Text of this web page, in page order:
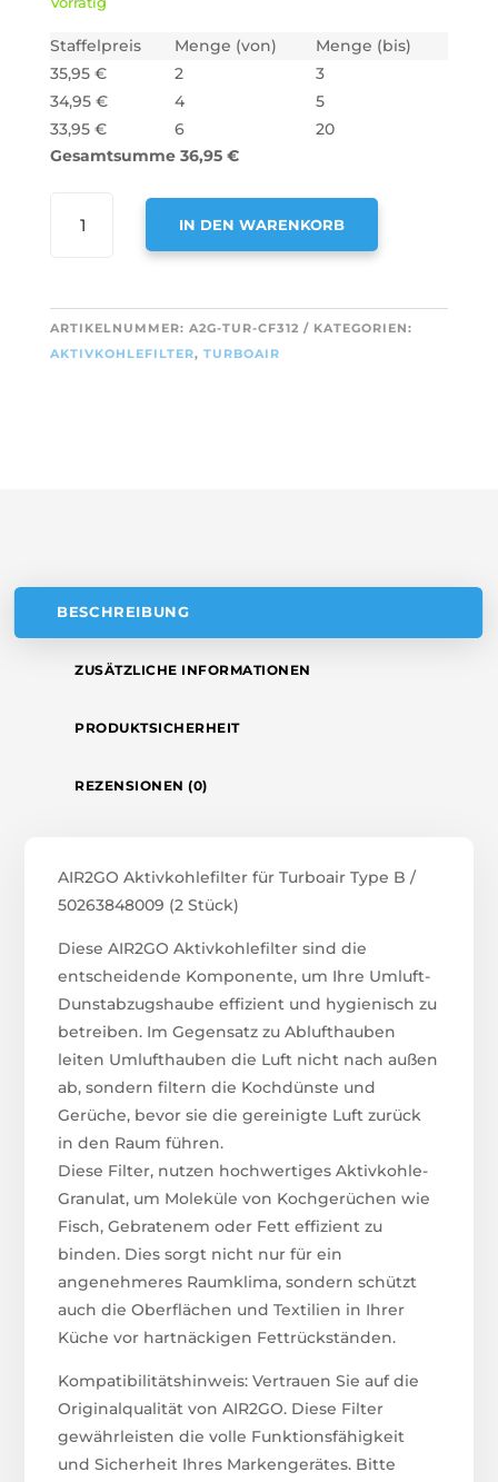
Staffelpreis Menge (von)
Menge (bis)
35,95 € 2
3
34,95 € 4
5
33,95 € 6
20
Gesamtsumme 36,95 €
AKTIVKOHLEFILTER
TYPE
B
/
IN DEN WARENKORB
T
E
ARTIKELNUMMER: A2G-TUR-CF312
KATEGORIEN:
AKTIVKOHLEFILTER, TURBOAIR
BESCHREIBUNG
ZUSÄTZLICHE INFORMATIONEN
PRODUKTSICHERHEIT
REZENSIONEN (0)
AIR2GO Aktivkohlefilter für Turboair Type B /
50263848009 (2 Stück)
Diese AIR2GO Aktivkohlefilter sind die
entscheidende Komponente, um Ihre Umluft-
Dunstabzugshaube effizient und hygienisch zu
betreiben. Im Gegensatz zu Ablufthauben
leiten Umlufthauben die Luft nicht nach außen
ab, sondern filtern die Kochdünste und
Gerüche, bevor sie die gereinigte Luft zurück
in den Raum führen.
Diese Filter, nutzen hochwertiges Aktivkohle-
Granulat, um Moleküle von Kochgerüchen wie
Fisch, Gebratenem oder Fett effizient zu
binden. Dies sorgt nicht nur für ein
angenehmeres Raumklima, sondern schützt
auch die Oberflächen und Textilien in Ihrer
Küche vor hartnäckigen Fettrückständen.
Kompatibilitätshinweis: Vertrauen Sie auf die
Originalqualität von AIR2GO. Diese Filter
gewährleisten die volle Funktionsfähigkeit
und Sicherheit Ihres Markengerätes. Bitte